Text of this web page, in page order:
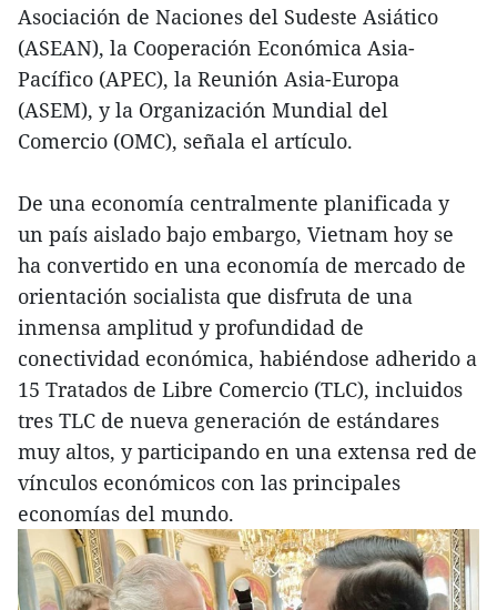
Asociación de Naciones del Sudeste Asiático
(ASEAN), la Cooperación Económica Asia-
Pacífico (APEC), la Reunión Asia-Europa
(ASEM), y la Organización Mundial del
Comercio (OMC), señala el artículo.
De una economía centralmente planificada y
un país aislado bajo embargo, Vietnam hoy se
ha convertido en una economía de mercado de
orientación socialista que disfruta de una
inmensa amplitud y profundidad de
conectividad económica, habiéndose adherido a
15 Tratados de Libre Comercio (TLC), incluidos
tres TLC de nueva generación de estándares
muy altos, y participando en una extensa red de
vínculos económicos con las principales
economías del mundo.